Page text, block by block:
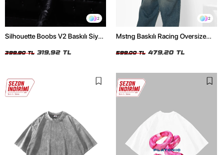
2
Silhouette Boobs V2 Baskılı Siyah
399,90 TL 319,92 TL
2
Mstng Baskılı Racing Oversize
599,00 TL 479,20 TL